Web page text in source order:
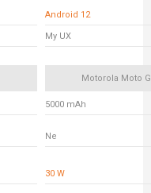
Android 12
My UX
Motorola Moto
5000 mAh
Ne
30 W